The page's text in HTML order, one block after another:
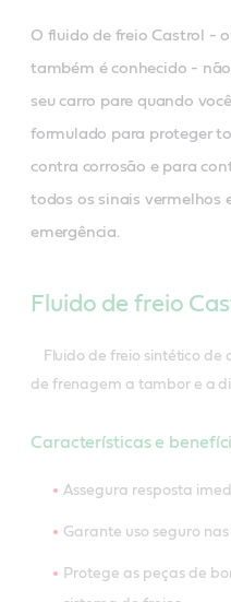
O fluido de freio Castrol -
também é conhecido -
seu carro pare quando
formulado para proteger
contra corrosão e para
todos os sinais vermelhos
emergência.
Fluido de freio
Fluido de freio sintético de
de frenagem a tambor e a
Características e
Assegura resposta
Garante uso seguro
Protege as peças de